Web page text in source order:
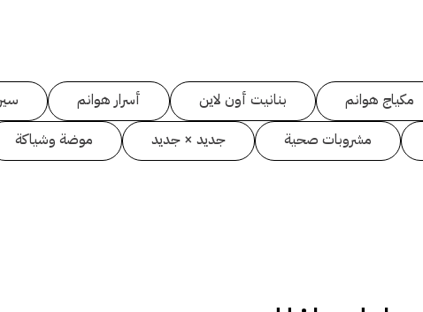
مكياج هوانم بنانيت أون لاين أسرار هوانم
مشروبات صحية جديد × جديد
موضة وشياكة